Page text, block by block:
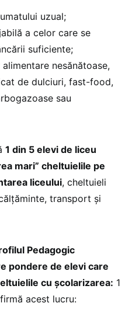
uzual;
a celor care se
suficiente;
nesănătoase,
de dulciuri, fast-food,
sau
1 din 5 elevi de liceu
mari” cheltuielile pe
liceului, cheltuieli
transport și
Pedagogic
pondere de elevi care
cu școlarizarea: 1
acest lucru: